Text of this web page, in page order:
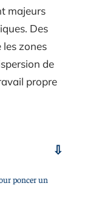
majeurs
Des
zones
de
propre
poncer un